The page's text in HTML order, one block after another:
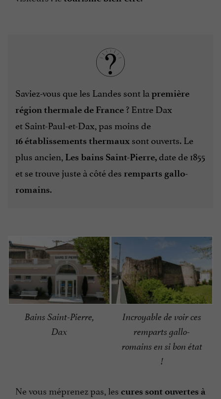
Saviez-vous que les Landes sont la première
région thermale de France ? Entre Dax
et Saint-Paul-et-Dax, pas moins de
16 établissements thermaux sont ouverts. Le
plus ancien, Les bains Saint-Pierre,date de 1855
et se trouve juste à côté des remparts gallo-
romains.
Bains Saint-Pierre,
Dax
Incroyable de voir ces
remparts gallo-
romains en si bon état
!
Ne vous méprenez pas, les cures sont ouvertes à